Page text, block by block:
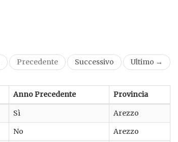
Precedente Successivo Ultimo →
Anno Precedente Provincia
Sì
Arezzo
No
Arezzo